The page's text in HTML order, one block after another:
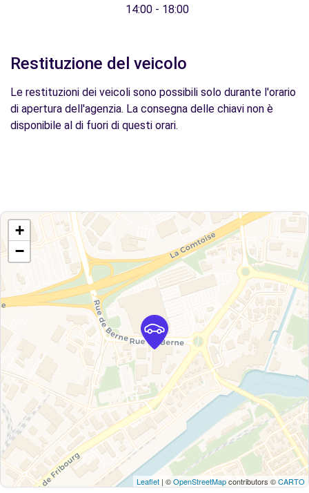
14:00 - 18:00
Restituzione del veicolo
Le restituzioni dei veicoli sono possibili solo durante l'orario
di apertura dell'agenzia. La consegna delle chiavi non è
disponibile al di fuori di questi orari.
+
−
Leaflet | ©OpenStreetMapcontributors ©CARTO